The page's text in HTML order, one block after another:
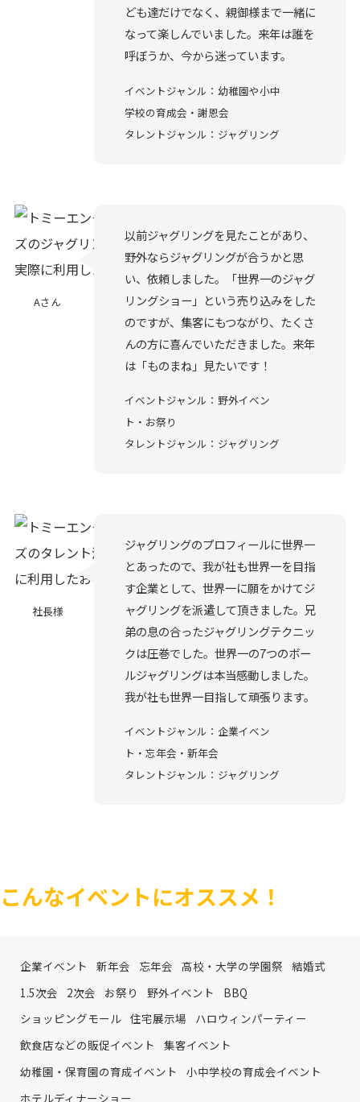
ども達だけでなく、親御様まで一緒に
なって楽しんでいました。来年は誰を
呼ぼうか、今から迷っています。
イベントジャンル：幼稚園や小中
学校の育成会・謝恩会
タレントジャンル：ジャグリング
Aさん
以前ジャグリングを見たことがあり、
野外ならジャグリングが合うかと思
い、依頼しました。「世界一のジャグ
リングショー」という売り込みをした
のですが、集客にもつながり、たくさ
んの方に喜んでいただきました。来年
は「ものまね」見たいです！
イベントジャンル：野外イベン
ト・お祭り
タレントジャンル：ジャグリング
社長様
ジャグリングのプロフィールに世界一
とあったので、我が社も世界一を目指
す企業として、世界一に願をかけてジ
ャグリングを派遣して頂きました。兄
弟の息の合ったジャグリングテクニッ
クは圧巻でした。世界一の7つのボー
ルジャグリングは本当感動しました。
我が社も世界一目指して頑張ります。
イベントジャンル：企業イベン
ト・忘年会・新年会
タレントジャンル：ジャグリング
こんなイベントにオススメ！
企業イベント 新年会 忘年会 高校・大学の学園祭 結婚式
1.5次会
2次会 お祭り 野外イベント
BBQ
ショッピングモール 住宅展示場
ハロウィンパーティー
飲食店などの販促イベント
集客イベント
幼稚園・保育園の育成イベント
小中学校の育成会イベント
ホテルディナーショー